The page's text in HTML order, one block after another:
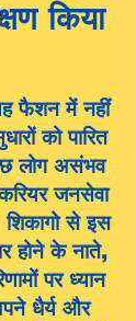
किया
फैशन में नहीं
को पारित
लोग असंभव
जनसेवा
शिकागो से इस
होने के नाते,
पर ध्यान
धैर्य और